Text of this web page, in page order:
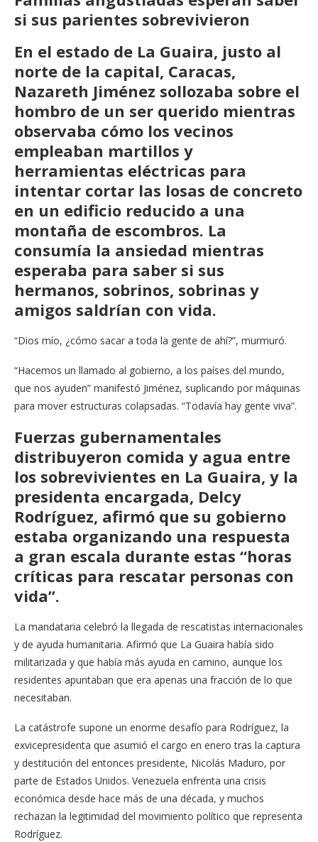
si sus parientes sobrevivieron
En el estado de La Guaira, justo al
norte de la capital, Caracas,
Nazareth Jiménez sollozaba sobre el
hombro de un ser querido mientras
observaba cómo los vecinos
empleaban martillos y
herramientas eléctricas para
intentar cortar las losas de concreto
en un edificio reducido a una
montaña de escombros. La
consumía la ansiedad mientras
esperaba para saber si sus
hermanos, sobrinos, sobrinas y
amigos saldrían con vida.
“Dios mío, ¿cómo sacar a toda la gente de ahí?”, murmuró.
“Hacemos un llamado al gobierno, a los países del mundo,
que nos ayuden” manifestó Jiménez, suplicando por máquinas
para mover estructuras colapsadas. “Todavía hay gente viva”.
Fuerzas gubernamentales
distribuyeron comida y agua entre
los sobrevivientes en La Guaira, y la
presidenta encargada, Delcy
Rodríguez, afirmó que su gobierno
estaba organizando una respuesta
a gran escala durante estas “horas
críticas para rescatar personas con
vida”.
La mandataria celebró la llegada de rescatistas internacionales
y de ayuda humanitaria. Afirmó que La Guaira había sido
militarizada y que había más ayuda en camino, aunque los
residentes apuntaban que era apenas una fracción de lo que
necesitaban.
La catástrofe supone un enorme desafío para Rodríguez, la
exvicepresidenta que asumió el cargo en enero tras la captura
y destitución del entonces presidente, Nicolás Maduro, por
parte de Estados Unidos. Venezuela enfrenta una crisis
económica desde hace más de una década, y muchos
rechazan la legitimidad del movimiento político que representa
Rodríguez.